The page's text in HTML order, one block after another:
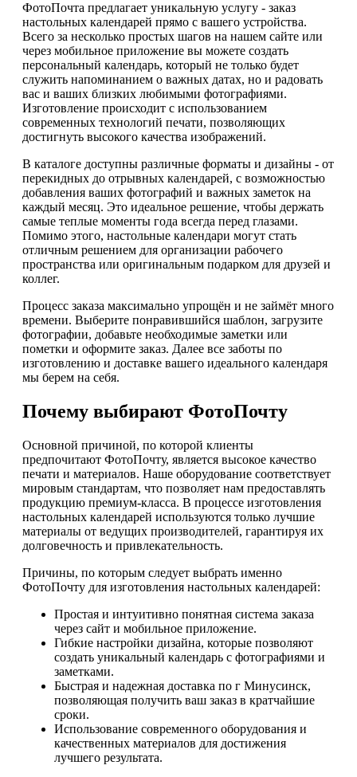
ФотоПочта предлагает уникальную услугу - заказ
настольных календарей прямо с вашего устройства.
Всего за несколько простых шагов на нашем сайте или
через мобильное приложение вы можете создать
персональный календарь, который не только будет
служить напоминанием о важных датах, но и радовать
вас и ваших близких любимыми фотографиями.
Изготовление происходит с использованием
современных технологий печати, позволяющих
достигнуть высокого качества изображений.
В каталоге доступны различные форматы и дизайны - от
перекидных до отрывных календарей, с возможностью
добавления ваших фотографий и важных заметок на
каждый месяц. Это идеальное решение, чтобы держать
самые теплые моменты года всегда перед глазами.
Помимо этого, настольные календари могут стать
отличным решением для организации рабочего
пространства или оригинальным подарком для друзей и
коллег.
Процесс заказа максимально упрощён и не займёт много
времени. Выберите понравившийся шаблон, загрузите
фотографии, добавьте необходимые заметки или
пометки и оформите заказ. Далее все заботы по
изготовлению и доставке вашего идеального календаря
мы берем на себя.
Почему выбирают ФотоПочту
Основной причиной, по которой клиенты
предпочитают ФотоПочту, является высокое качество
печати и материалов. Наше оборудование соответствует
мировым стандартам, что позволяет нам предоставлять
продукцию премиум-класса. В процессе изготовления
настольных календарей используются только лучшие
материалы от ведущих производителей, гарантируя их
долговечность и привлекательность.
Причины, по которым следует выбрать именно
ФотоПочту для изготовления настольных календарей:
Простая и интуитивно понятная система заказа
через сайт и мобильное приложение.
Гибкие настройки дизайна, которые позволяют
создать уникальный календарь с фотографиями и
заметками.
Быстрая и надежная доставка по г Минусинск,
позволяющая получить ваш заказ в кратчайшие
сроки.
Использование современного оборудования и
качественных материалов для достижения
лучшего результата.